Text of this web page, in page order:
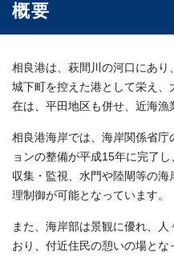
概要
相良港は、萩間川の河口にあ
城下町を控えた港として栄え
在は、平田地区も併せ、近海漁
相良港海岸では、海岸関係省
ョンの整備が平成15年に完了
収集・監視、水門や陸閘等の
理制御が可能となっています。
また、海岸部は景観に優れ、
おり、付近住民の憩いの場とな